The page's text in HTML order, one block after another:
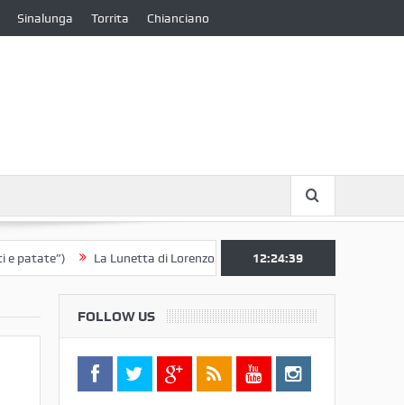
Sinalunga Torrita Chianciano
La Lunetta di Lorenzo Berrettini lascia il Convento di S. Chiara
12:24:40
FOLLOW US